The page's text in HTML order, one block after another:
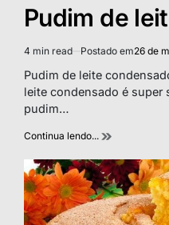
Pudim de
Estimated
read
time
4 min read Postado em26 de
Pudim de leite
leite condensado é super
pudim…
Continua lendo...